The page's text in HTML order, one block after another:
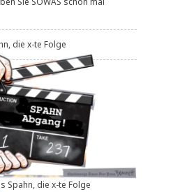
die x-te Folge
Spahn, die x-te Folge